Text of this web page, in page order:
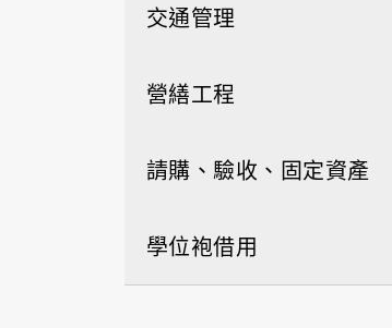
交通管理
營繕工程
請購、驗收、固定資產
學位袍借用